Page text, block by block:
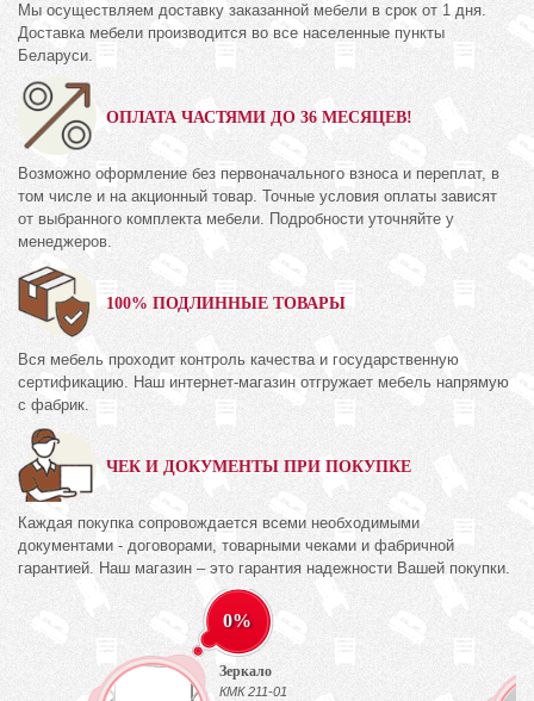
Мы осуществляем доставку заказанной мебели в срок от 1 дня.
Доставка мебели производится во все населенные пункты
Беларуси.
ОПЛАТА ЧАСТЯМИ ДО 36 МЕСЯЦЕВ!
Возможно оформление без первоначального взноса и переплат, в
том числе и на акционный товар. Точные условия оплаты зависят
от выбранного комплекта мебели. Подробности уточняйте у
менеджеров.
100% ПОДЛИННЫЕ ТОВАРЫ
Вся мебель проходит контроль качества и государственную
сертификацию. Наш интернет-магазин отгружает мебель напрямую
с фабрик.
ЧЕК И ДОКУМЕНТЫ ПРИ ПОКУПКЕ
Каждая покупка сопровождается всеми необходимыми
документами - договорами, товарными чеками и фабричной
гарантией. Наш магазин – это гарантия надежности Вашей покупки.
0%
Зеркало
КМК 211-01